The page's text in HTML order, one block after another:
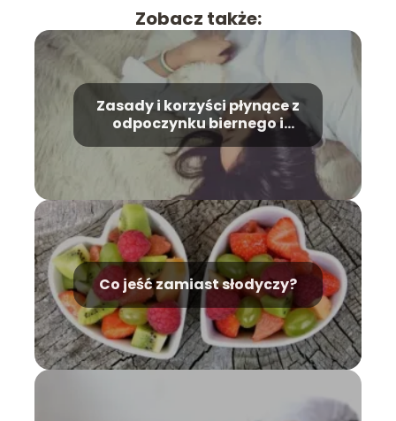
Zobacz także:
Zasady i korzyści płynące z
odpoczynku biernego i
czynnego
Co jeść zamiast słodyczy?